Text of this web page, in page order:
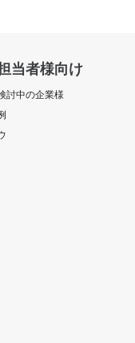
当者様向け
討中の企業様